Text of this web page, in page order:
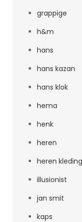
grappige
h&m
hans
hans kazan
hans klok
hema
henk
heren
heren kleding
illusionist
jan smit
kaps